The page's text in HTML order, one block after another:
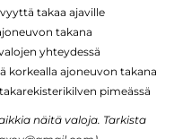
takaa ajaville
takana
yhteydessä
korkealla ajoneuvon takana
pimeässä
näitä valoja. Tarkista